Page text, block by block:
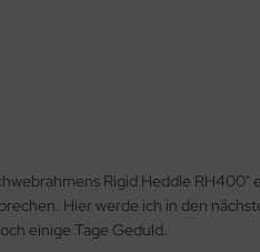
Rigid Heddle
Hier werde ich in den
einige Tage Geduld.